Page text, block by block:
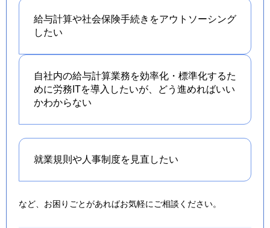
給与計算や社会保険手続きをアウトソーシング
したい
自社内の給与計算業務を効率化・標準化するた
めに労務ITを導入したいが、どう進めればいい
かわからない
就業規則や人事制度を 見直したい
など、お困りごとがあればお気軽にご相談ください。